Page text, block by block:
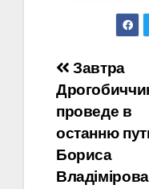
записів
Завтра
проведе в
останню
Бориса